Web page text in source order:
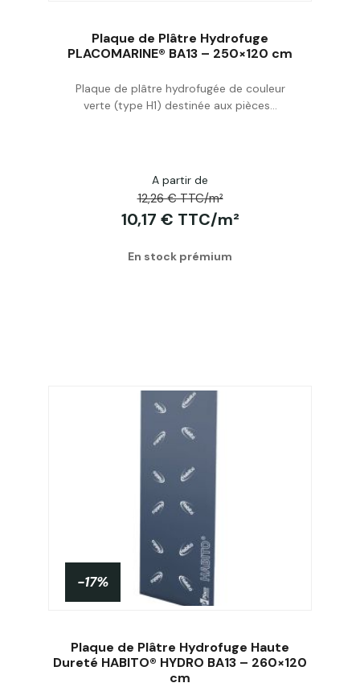
Acheter
Plaque de Plâtre Hydrofuge
PLACOMARINE® BA13 – 250×120 cm
Plaque de plâtre hydrofugée de couleur
verte (type H1) destinée aux pièces...
A partir de
12,26 € TTC/m²
10,17 € TTC/m²
En stock prémium
-17%
Plaque de Plâtre Hydrofuge Haute
Dureté HABITO® HYDRO BA13 – 260×120
cm